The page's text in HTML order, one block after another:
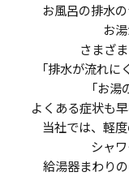
お風呂の排水
お
さまざ
「排水が流れ
「お
よくある症状も
当社では、軽
シャ
給湯器まわり